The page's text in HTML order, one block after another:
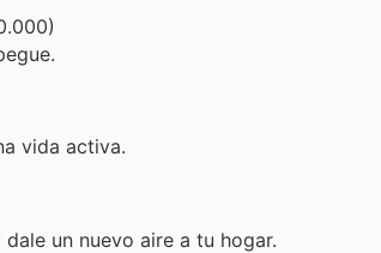
vida activa.
un nuevo aire a tu hogar.